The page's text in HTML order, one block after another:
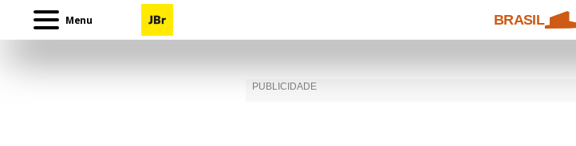
Menu BRASIL